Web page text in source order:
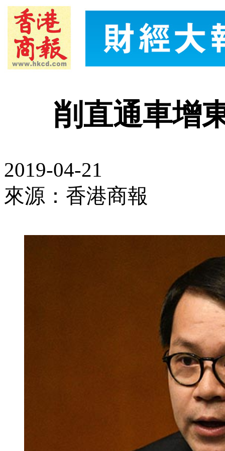
削直通車增
2019-04-21
來源：香港商報